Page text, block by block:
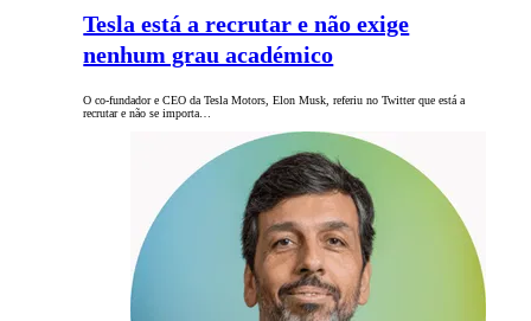
Tesla está a recrutar e não exige
nenhum grau académico
O co-fundador e CEO da Tesla Motors, Elon Musk, referiu no Twitter que está a
recrutar e não se importa…